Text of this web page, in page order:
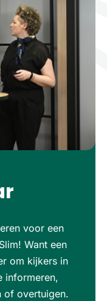
voor een
Want een
om kijkers in
informeren,
of overtuigen.